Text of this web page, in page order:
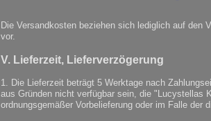
Die Versandkosten beziehen sich lediglich auf den
vor.
V. Lieferzeit, Lieferverzögerung
1. Die Lieferzeit beträgt 5 Werktage nach
aus Gründen nicht verfügbar sein, die "Lucystellas
ordnungsgemäßer Vorbelieferung oder im Falle der